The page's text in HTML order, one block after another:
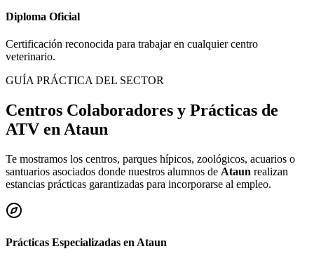
Diploma Oficial
Certificación reconocida para trabajar en cualquier centro
veterinario.
GUÍA PRÁCTICA DEL SECTOR
Centros Colaboradores y Prácticas de
ATV en Ataun
Te mostramos los centros, parques hípicos, zoológicos, acuarios o
santuarios asociados donde nuestros alumnos de Ataun realizan
estancias prácticas garantizadas para incorporarse al empleo.
Prácticas Especializadas en Ataun